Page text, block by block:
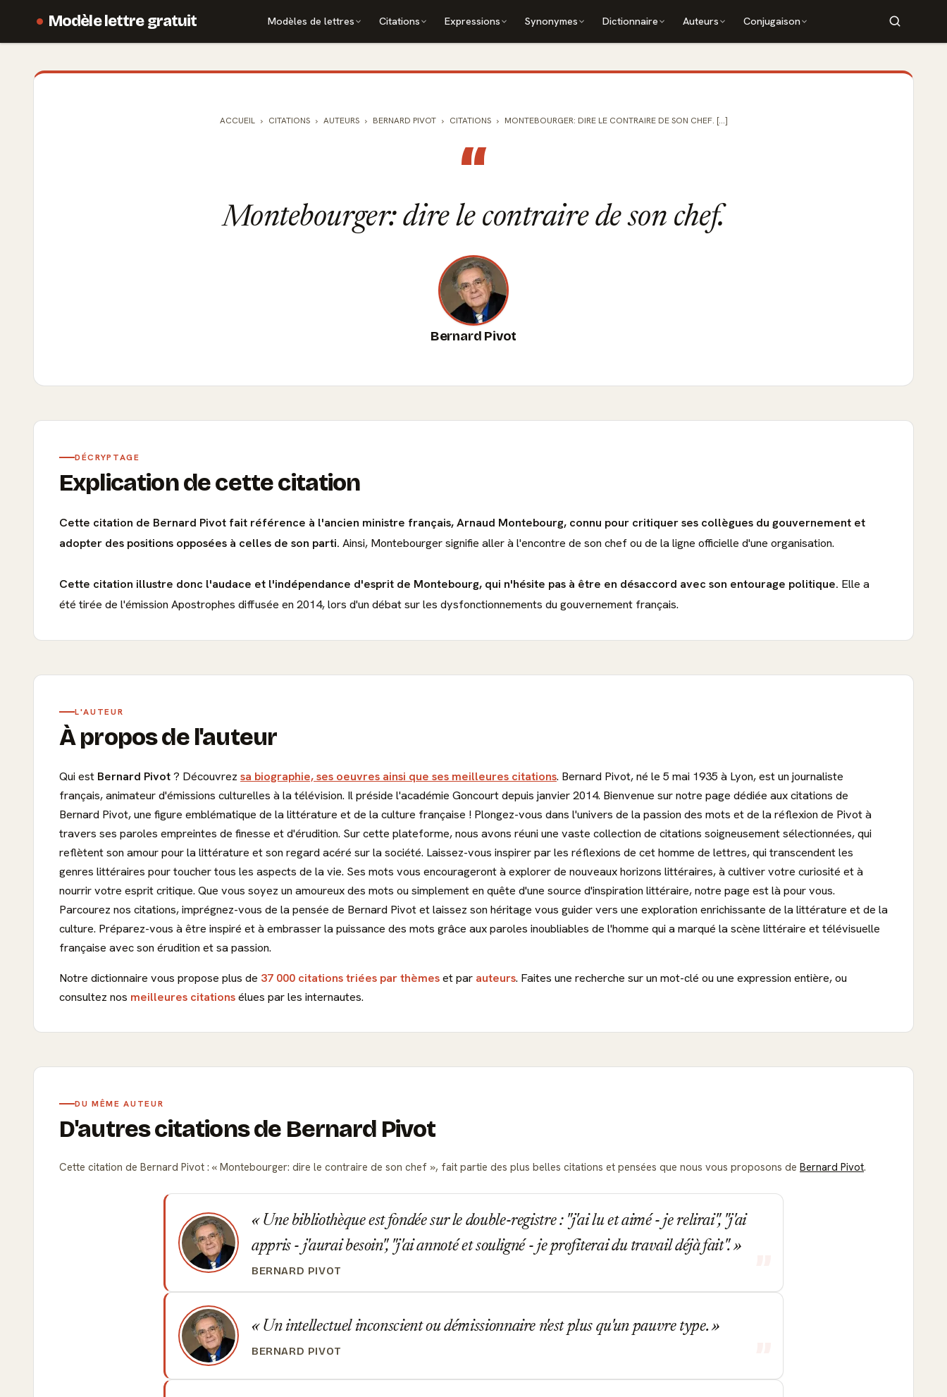
Modèle lettre gratuit Modèles de lettres Citations Expressions Synonymes Dictionnaire Auteurs Conjugaison
ACCUEIL CITATIONS AUTEURS BERNARD PIVOT CITATIONS MONTEBOURGER: DIRE LE CONTRAIRE DE SON CHEF. [...]
“
Montebourger: dire le contraire de son chef.
Bernard Pivot
DÉCRYPTAGE
Explication de cette citation
Cette citation de Bernard Pivot fait référence à l'ancien ministre français, Arnaud Montebourg, connu pour critiquer ses collègues du gouvernement et
adopter des positions opposées à celles de son parti. Ainsi, Montebourger signifie aller à l'encontre de son chef ou de la ligne officielle d'une organisation.
Cette citation illustre donc l'audace et l'indépendance d'esprit de Montebourg, qui n'hésite pas à être en désaccord avec son entourage politique. Elle a
été tirée de l'émission Apostrophes diffusée en 2014, lors d'un débat sur les dysfonctionnements du gouvernement français.
L'AUTEUR
À propos de l'auteur
Qui est Bernard Pivot? Découvrez sa biographie, ses oeuvres ainsi que ses meilleures citations. Bernard Pivot, né le 5 mai 1935 à Lyon, est un journaliste
français, animateur d'émissions culturelles à la télévision. Il préside l'académie Goncourt depuis janvier 2014. Bienvenue sur notre page dédiée aux citations de
Bernard Pivot, une figure emblématique de la littérature et de la culture française ! Plongez-vous dans l'univers de la passion des mots et de la réflexion de Pivot à
travers ses paroles empreintes de finesse et d'érudition. Sur cette plateforme, nous avons réuni une vaste collection de citations soigneusement sélectionnées, qui
reflètent son amour pour la littérature et son regard acéré sur la société. Laissez-vous inspirer par les réflexions de cet homme de lettres, qui transcendent les
genres littéraires pour toucher tous les aspects de la vie. Ses mots vous encourageront à explorer de nouveaux horizons littéraires, à cultiver votre curiosité et à
nourrir votre esprit critique. Que vous soyez un amoureux des mots ou simplement en quête d'une source d'inspiration littéraire, notre page est là pour vous.
Parcourez nos citations, imprégnez-vous de la pensée de Bernard Pivot et laissez son héritage vous guider vers une exploration enrichissante de la littérature et de la
culture. Préparez-vous à être inspiré et à embrasser la puissance des mots grâce aux paroles inoubliables de l'homme qui a marqué la scène littéraire et télévisuelle
française avec son érudition et sa passion.
Notre dictionnaire vous propose plus de 37 000 citations triées par thèmeset par auteurs. Faites une recherche sur un mot-clé ou une expression entière, ou
consultez nos meilleures citationsélues par les internautes.
DU MÊME AUTEUR
D'autres citations de Bernard Pivot
Cette citation de Bernard Pivot : Montebourger: dire le contraire de son chef , fait partie des plus belles citations et pensées que nous vous proposons de Bernard Pivot.
Une bibliothèque est fondée sur le double-registre : "j'ai lu et aimé - je relirai", "j'ai
appris - j'aurai besoin", "j'ai annoté et souligné - je profiterai du travail déjà fait".
BERNARD PIVOT
Un intellectuel inconscient ou démissionnaire n'est plus qu'un pauvre type.
BERNARD PIVOT